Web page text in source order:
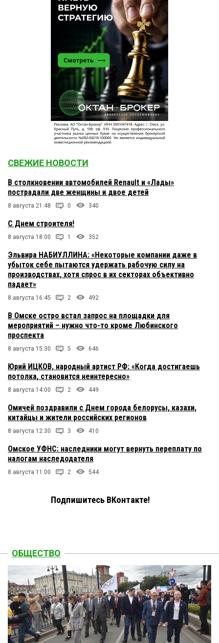
СВЕЖИЕ НОВОСТИ
В столкновении автомобилей Renault и «Лады»
пострадали две женщины и двое детей
8 августа 21:48 0 340
С Днем строителя!
8 августа 18:00 1 352
Эльвира НАБИУЛЛИНА: «Некоторые компании даже в
убыток себе пытаются удержать рабочую силу на
производствах, хотя спрос в их секторах объективно
падает»
8 августа 16:45 2 492
В Омске остро встал запрос на площадки для
мероприятий – нужно что-то кроме Любинского
проспекта
8 августа 15:30 5 646
Юрий ИЦКОВ, народный артист РФ: «Когда достигаешь
потолка, становится неинтересно»
8 августа 14:00 2 449
Омичей поздравили с Днем города белорусы, казахи,
китайцы и жители российских регионов
8 августа 12:30 3 410
Омское УФНС: наследники могут вернуть переплату по
налогам наследодателя
8 августа 11:00 2 544
Подпишитесь ВКонтакте!
ОБЩЕСТВО